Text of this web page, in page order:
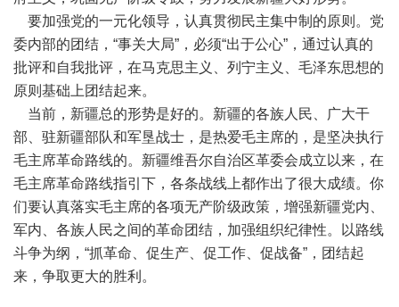
要加强党的一元化领导，认真贯彻民主集中制的原则。党
委内部的团结，“事关大局”，必须“出于公心”，通过认真的
批评和自我批评，在马克思主义、列宁主义、毛泽东思想的
原则基础上团结起来。
当前，新疆总的形势是好的。新疆的各族人民、广大干
部、驻新疆部队和军垦战士，是热爱毛主席的，是坚决执行
毛主席革命路线的。新疆维吾尔自治区革委会成立以来，在
毛主席革命路线指引下，各条战线上都作出了很大成绩。你
们要认真落实毛主席的各项无产阶级政策，增强新疆党内、
军内、各族人民之间的革命团结，加强组织纪律性。以路线
斗争为纲，“抓革命、促生产、促工作、促战备”，团结起
来，争取更大的胜利。